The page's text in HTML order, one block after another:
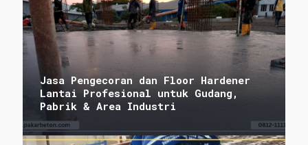
Jasa Pengecoran dan Floor Hardener
Lantai Profesional untuk Gudang,
Pabrik & Area Industri